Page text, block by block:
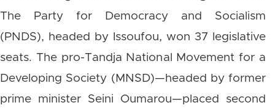
The Party for Democracy and Socialism
(PNDS), headed by Issoufou, won 37 legislative
seats. The pro-Tandja National Movement for a
Developing Society (MNSD)—headed by former
prime minister Seini Oumarou—placed second